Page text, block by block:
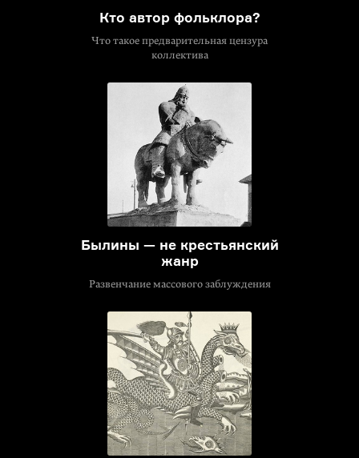
Кто автор фольклора?
Что такое предварительная цензура
коллектива
Былины — не крестьянский
жанр
Развенчание массового заблуждения